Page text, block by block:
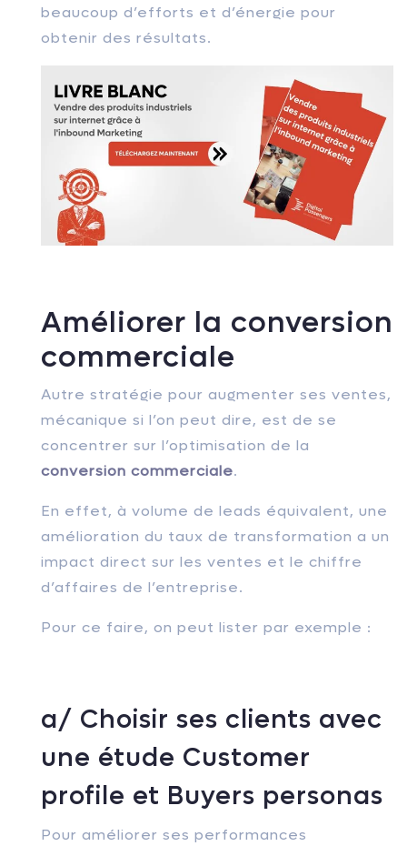
beaucoup d’efforts et d’énergie pour
obtenir des résultats.
Améliorer la conversion
commerciale
Autre stratégie pour augmenter ses ventes,
mécanique si l’on peut dire, est de se
concentrer sur l’optimisation de la
conversion commerciale.
En effet, à volume de leads équivalent, une
amélioration du taux de transformation a un
impact direct sur les ventes et le chiffre
d’affaires de l’entreprise.
Pour ce faire, on peut lister par exemple :
a/ Choisir ses clients avec
une étude Customer
profile et Buyers personas
Pour améliorer ses performances